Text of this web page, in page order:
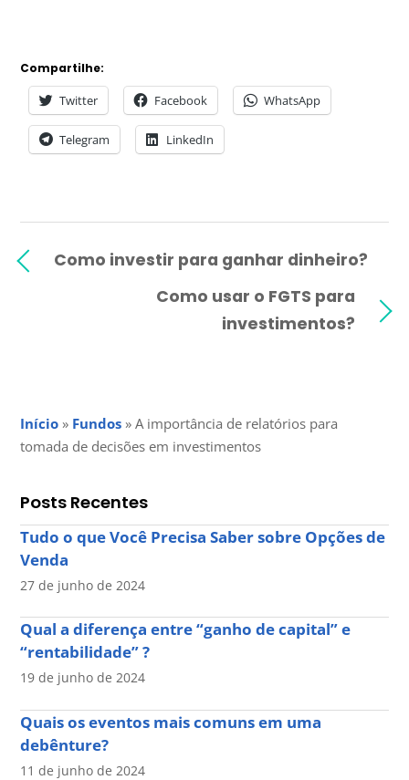
Compartilhe:
Twitter Facebook WhatsApp
Telegram LinkedIn
Como investir para ganhar dinheiro?
Como usar o FGTS para
investimentos?
Início » Fundos » A importância de relatórios para
tomada de decisões em investimentos
Posts Recentes
Tudo o que Você Precisa Saber sobre Opções de
Venda
27 de junho de 2024
Qual a diferença entre “ganho de capital” e
“rentabilidade” ?
19 de junho de 2024
Quais os eventos mais comuns em uma
debênture?
11 de junho de 2024